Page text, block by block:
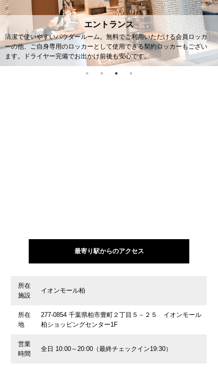
パウダールーム
JR南柏駅西口から徒歩15分、イオンモール柏ショッピングセンター1F。
日々のお買い物ついでや、お仕事帰り、お子さまの習い事時間に合わせ
てお通いいただけます。
最寄り駅からのアクセス
所在
施設
イオンモール柏
所在
地
277-0854 千葉県柏市豊町２丁目５－２５ イオンモール
柏ショッピングセンター1F
営業
時間
全日 10:00～20:00（最終チェックイン19:30）